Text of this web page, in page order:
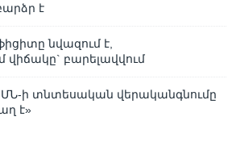
է
նվազում է,
վիճակը` բարելավվում
ի տնտեսական վերականգնումը
է»